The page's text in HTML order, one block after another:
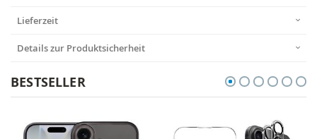
Lieferzeit
Details zur Produktsicherheit
BESTSELLER